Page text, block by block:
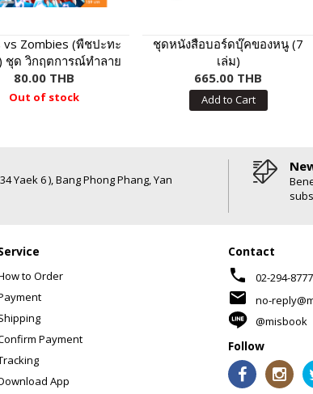
vs Zombies (พืชปะทะ
ชุด วิกฤตการณ์ทำลาย
ล้างไดโนเสาร์
80.00 THB
Out of stock
ชุดหนังสือบอร์ดบุ๊คของหนู (7
เล่ม)
665.00 THB
Add to Cart
Yaek 6 ), Bang Phong Phang, Yan
to Order
Payment
App
Contact
phone 02-294-8777
mail
no-
@misbook
Follow